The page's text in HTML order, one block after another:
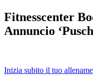
Fitnesscenter
Annuncio
Inizia subito il tuo